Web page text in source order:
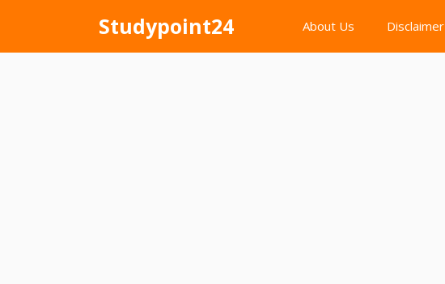
content
Studypoint24 About Us Disclaimer